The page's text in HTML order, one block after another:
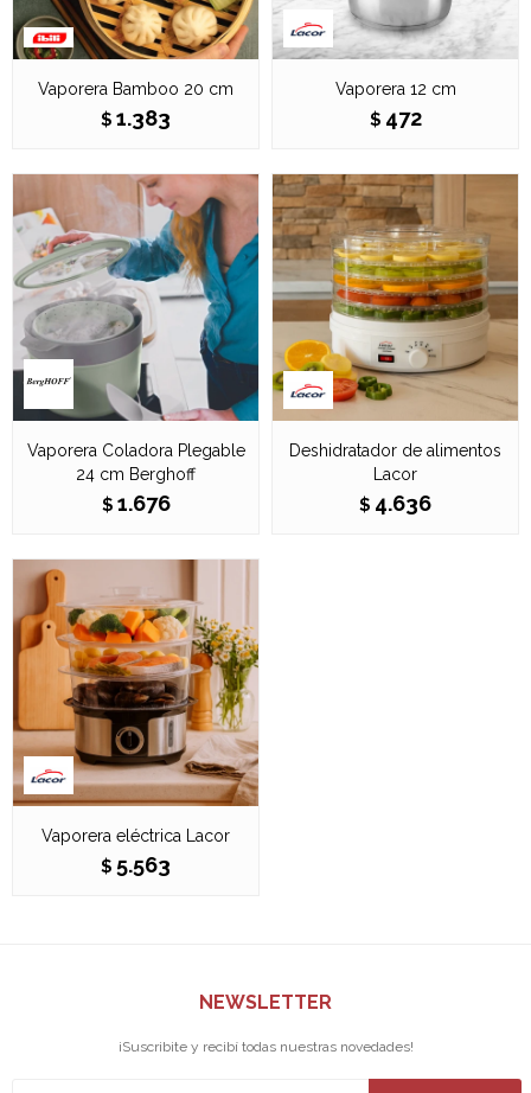
Vaporera Bamboo 20 cm
$ 1.383
Vaporera 12 cm
$ 472
Vaporera Coladora Plegable
24 cm Berghoff
$ 1.676
Deshidratador de alimentos
Lacor
$ 4.636
Vaporera eléctrica Lacor
$ 5.563
NEWSLETTER
¡Suscribite y recibí todas nuestras novedades!